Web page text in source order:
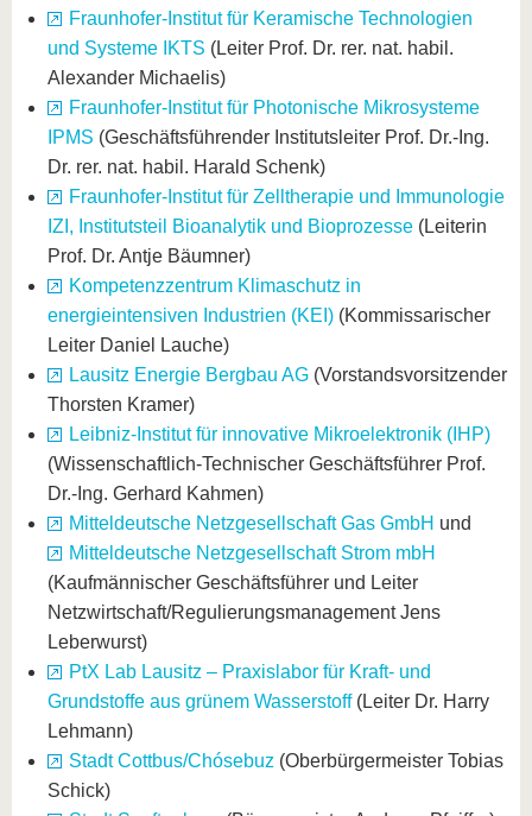
Fraunhofer-Institut für Keramische Technologien
und Systeme IKTS (Leiter Prof. Dr. rer. nat. habil.
Alexander Michaelis)
Fraunhofer-Institut für Photonische Mikrosysteme
IPMS (Geschäftsführender Institutsleiter Prof. Dr.-Ing.
Dr. rer. nat. habil. Harald Schenk)
Fraunhofer-Institut für Zelltherapie und Immunologie
IZI, Institutsteil Bioanalytik und Bioprozesse (Leiterin
Prof. Dr. Antje Bäumner)
Kompetenzzentrum Klimaschutz in
energieintensiven Industrien (KEI) (Kommissarischer
Leiter Daniel Lauche)
Lausitz Energie Bergbau AG (Vorstandsvorsitzender
Thorsten Kramer)
Leibniz-Institut für innovative Mikroelektronik (IHP)
(Wissenschaftlich-Technischer Geschäftsführer Prof.
Dr.-Ing. Gerhard Kahmen)
Mitteldeutsche Netzgesellschaft Gas GmbH und
Mitteldeutsche Netzgesellschaft Strom mbH
(Kaufmännischer Geschäftsführer und Leiter
Netzwirtschaft/Regulierungsmanagement Jens
Leberwurst)
PtX Lab Lausitz – Praxislabor für Kraft- und
Grundstoffe aus grünem Wasserstoff(Leiter Dr. Harry
Lehmann)
Stadt Cottbus/Chósebuz (Oberbürgermeister Tobias
Schick)